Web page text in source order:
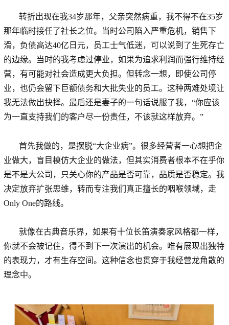
转折出现在我34岁那年，父亲突然病重，我不得不在35岁
那年临时接任了社长之位。当时公司陷入严重危机，销售下
滑，负债高达40亿日元，员工士气低迷，可以说到了生死存亡
的边缘。当时的我考虑过停业，如果为追求利润而强行维持经
营，有可能对社会造成更大负担。但转念一想，即使公司停
业，也仍会留下巨额债务和大批失业的员工。这种两难处境让
我无法做出抉择。最后还是妻子的一句话说服了我，“你应该
为一直支持我们的客户尽一份责任，不该就这样放弃。”
首先我做的，是摆脱“大企业病”。很多经营者一心想把企
业做大，盲目模仿大企业的做法，但其实消费者根本不在乎你
是不是大公司，只关心你的产品是否可靠，品质是否稳定。我
决定放弃扩张思维，转而专注我们真正擅长的咽喉领域，走
Only One的路线。
就像在古典音乐界，如果有十位长笛演奏家风格都一样，
你就不会被记住，得不到下一次演出的机会。唯有展现出独特
的表现力，才有生存空间。这种信念也贯穿于我经营龙角散的
理念中。